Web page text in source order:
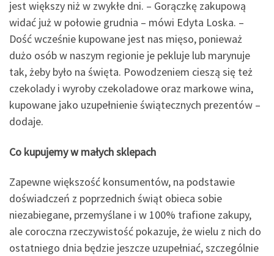
jest większy niż w zwykłe dni. – Gorączkę zakupową
widać już w połowie grudnia – mówi Edyta Loska. –
Dość wcześnie kupowane jest nas mięso, ponieważ
dużo osób w naszym regionie je pekluje lub marynuje
tak, żeby było na święta. Powodzeniem cieszą się też
czekolady i wyroby czekoladowe oraz markowe wina,
kupowane jako uzupełnienie świątecznych prezentów –
dodaje.
Co kupujemy w małych sklepach
Zapewne większość konsumentów, na podstawie
doświadczeń z poprzednich świąt obieca sobie
niezabiegane, przemyślane i w 100% trafione zakupy,
ale coroczna rzeczywistość pokazuje, że wielu z nich do
ostatniego dnia będzie jeszcze uzupełniać, szczególnie